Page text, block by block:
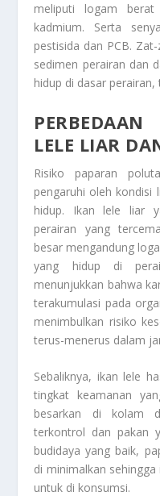
meliputi logam
kadmium. Serta
pestisida dan PCB.
sedimen perairan dan
hidup di dasar perairan,
LELE LIAR
Risiko paparan
pengaruhi oleh kondisi
hidup. Ikan lele liar
perairan yang
besar mengandung
yang hidup di
menunjukkan bahwa
terakumulasi pada
menimbulkan risiko
terus-menerus dalam
Sebaliknya, ikan lele
tingkat keamanan
besarkan di kolam
terkontrol dan pakan
budidaya yang baik,
di minimalkan
untuk di konsumsi.